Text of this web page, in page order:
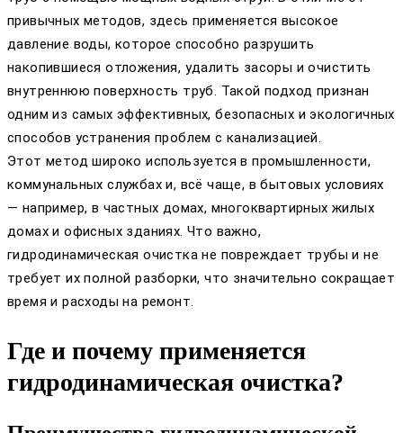
привычных методов, здесь применяется высокое
давление воды, которое способно разрушить
накопившиеся отложения, удалить засоры и очистить
внутреннюю поверхность труб. Такой подход признан
одним из самых эффективных, безопасных и экологичных
способов устранения проблем с канализацией.
Этот метод широко используется в промышленности,
коммунальных службах и, всё чаще, в бытовых условиях
— например, в частных домах, многоквартирных жилых
домах и офисных зданиях. Что важно,
гидродинамическая очистка не повреждает трубы и не
требует их полной разборки, что значительно сокращает
время и расходы на ремонт.
Где и почему применяется
гидродинамическая очистка?